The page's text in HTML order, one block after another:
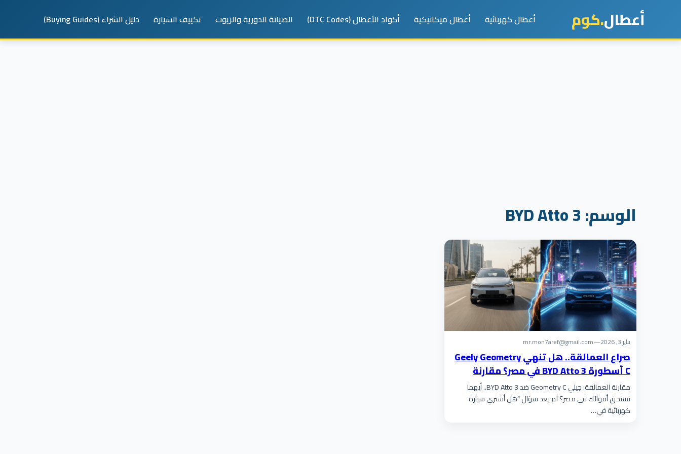
أعطال.كوم أعطال كهربائية أعطال ميكانيكية أكواد الأعطال (DTC Codes) الصيانة الدورية والزيوت تكييف السيارة دليل الشراء (Buying Guides)
الوسم:BYD Atto 3
يناير 3, 2026 —
mr.mon7aref@gmail.com
صراع العمالقة.. هل تنهي Geely Geometry
C أسطورة BYD Atto 3 في مصر؟ مقارنة
بالأرقام تكشف المستور!
مقارنة العمالقة: جيلي Geometry C ضد BYD Atto 3.. أيهما
تستحق أموالك في مصر؟ لم يعد سؤال “هل أشتري سيارة
كهربائية في…